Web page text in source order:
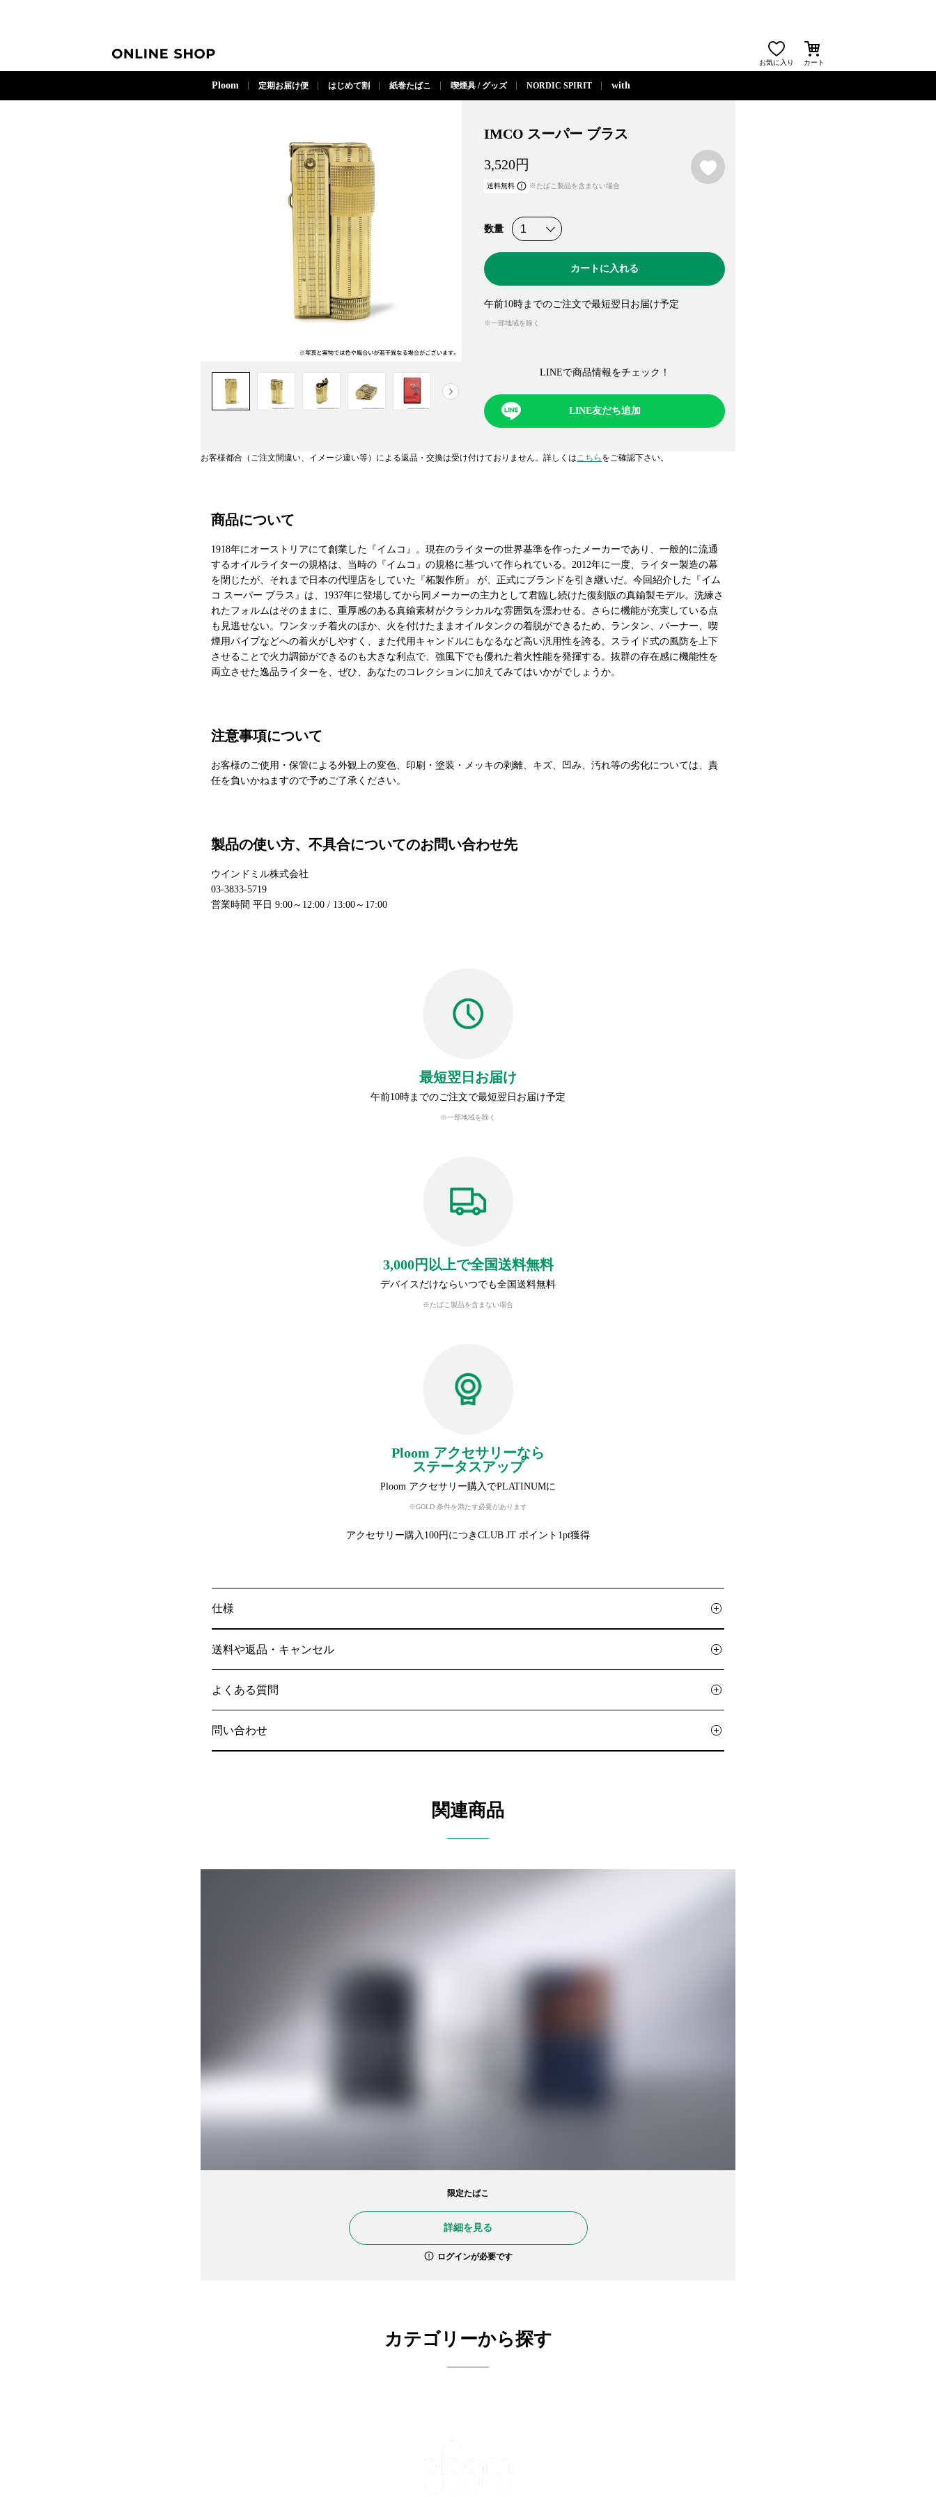
ONLINE SHOP
お気に入り カート
Ploom 定期お届け便 はじめて割 紙巻たばこ 喫煙具 / グッズ NORDIC SPIRIT with
IMCO スーパー ブラス
3,520円
送料無料 ※たばこ製品を含まない場合
午前10時までのご注文で最短翌日お届け予定
※一部地域を除く
数量
カートに入れる
LINEで商品情報をチェック！​
LINE友だち追加
お客様都合（ご注文間違い、イメージ違い等）による返品・交換は受け付けておりません。詳しくはこちら をご確認下さい。
商品について
1918年にオーストリアにて創業した『イムコ』。現在のライターの世界基準を作ったメーカーであり、一般的に流通
するオイルライターの規格は、当時の『イムコ』の規格に基づいて作られている。2012年に一度、ライター製造の幕
を閉じたが、それまで日本の代理店をしていた『柘製作所』 が、正式にブランドを引き継いだ。今回紹介した『イム
コ スーパー ブラス』は、1937年に登場してから同メーカーの主力として君臨し続けた復刻版の真鍮製モデル。洗練さ
れたフォルムはそのままに、重厚感のある真鍮素材がクラシカルな雰囲気を漂わせる。さらに機能が充実している点
も見逃せない。ワンタッチ着火のほか、火を付けたままオイルタンクの着脱ができるため、ランタン、バーナー、喫
煙用パイプなどへの着火がしやすく、また代用キャンドルにもなるなど高い汎用性を誇る。スライド式の風防を上下
させることで火力調節ができるのも大きな利点で、強風下でも優れた着火性能を発揮する。抜群の存在感に機能性を
両立させた逸品ライターを、ぜひ、あなたのコレクションに加えてみてはいかがでしょうか。
注意事項について
お客様のご使用・保管による外観上の変色、印刷・塗装・メッキの剥離、キズ、凹み、汚れ等の劣化については、責
任を負いかねますので予めご了承ください。
製品の使い方、不具合についてのお問い合わせ先
ウインドミル株式会社
03-3833-5719
営業時間 平日 9:00～12:00 / 13:00～17:00
最短翌日お届け
午前10時までのご注文で最短翌日お届け予定
※一部地域を除く
3,000円以上で全国送料無料
デバイスだけならいつでも全国送料無料
※たばこ製品を含まない場合
Ploom アクセサリーなら
ステータスアップ
Ploom アクセサリー購入でPLATINUMに
※GOLD 条件を満たす必要があります
アクセサリー購入100円につきCLUB JT ポイント1pt獲得
仕様
送料や返品・キャンセル
よくある質問
問い合わせ
関連商品
限定たばこ
詳細を見る
ログインが必要です
カテゴリーから探す